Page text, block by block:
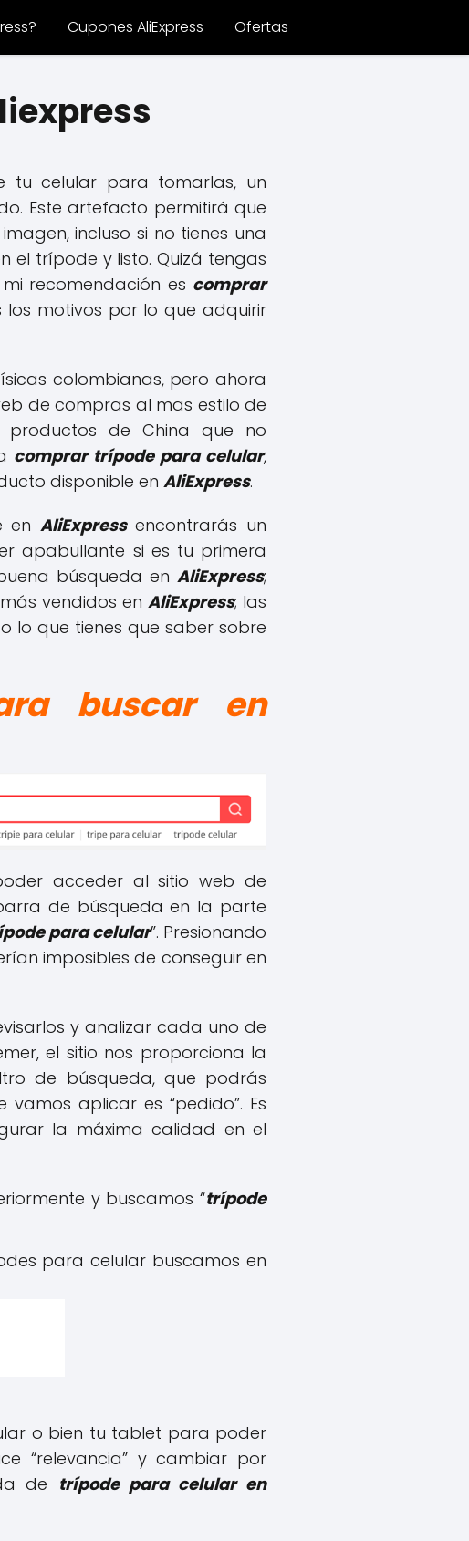
Cupones AliExpress Ofertas
tu celular para tomarlas, un
Este artefacto permitirá que
incluso si no tienes una
el trípode y listo. Quizá tengas
recomendación es comprar
motivos por lo que adquirir
colombianas, pero ahora
de compras al mas estilo de
de China que no
comprar trípode para celular,
disponible en AliExpress.
en AliExpressencontrarás un
apabullante si es tu primera
búsqueda en AliExpress;
más vendidos en AliExpress; las
lo que tienes que saber sobre
buscar en
acceder al sitio web de
de búsqueda en la parte
para celular”. Presionando
imposibles de conseguir en
y analizar cada uno de
el sitio nos proporciona la
de búsqueda, que podrás
aplicar es “pedido”. Es
la máxima calidad en el
y buscamos “trípode
para celular buscamos en
o bien tu tablet para poder
“relevancia” y cambiar por
de trípode para celular en